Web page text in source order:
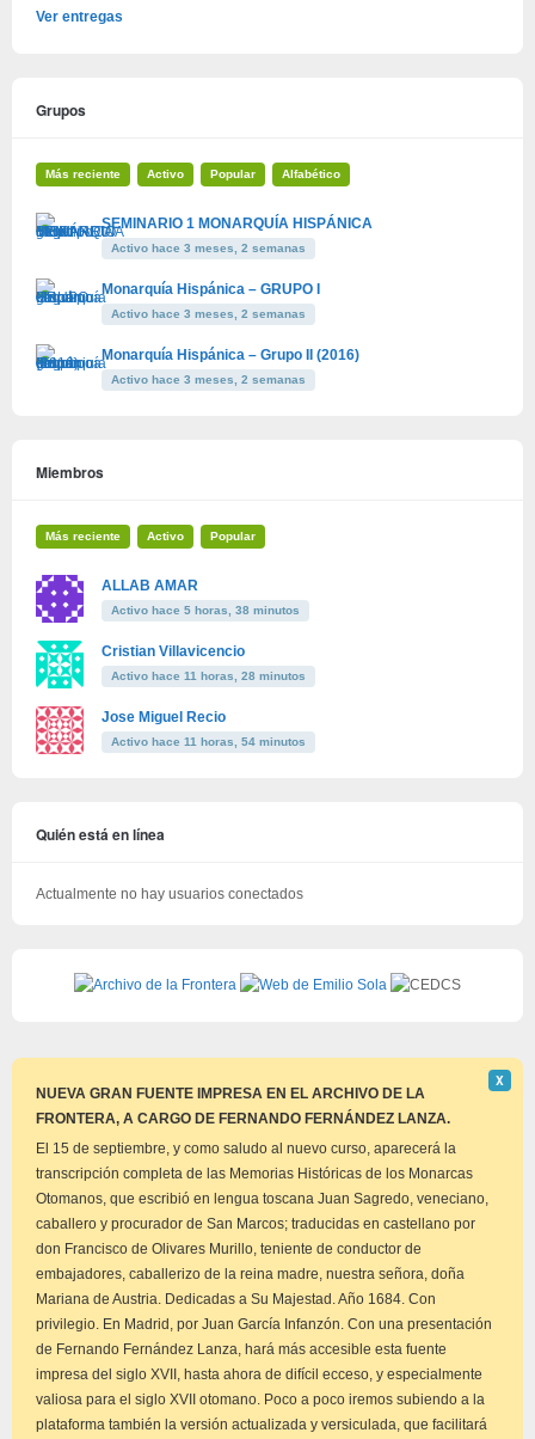
Ver entregas
Grupos
Más reciente Activo Popular Alfabético
SEMINARIO 1 MONARQUÍA HISPÁNICA
Activo hace 3 meses, 2 semanas
Monarquía Hispánica – GRUPO I
Activo hace 3 meses, 2 semanas
Monarquía Hispánica – Grupo II (2016)
Activo hace 3 meses, 2 semanas
Miembros
Más reciente Activo Popular
ALLAB AMAR
Activo hace 5 horas, 38 minutos
Cristian Villavicencio
Activo hace 11 horas, 28 minutos
Jose Miguel Recio
Activo hace 11 horas, 54 minutos
Quién está en línea
Actualmente no hay usuarios conectados
NUEVA GRAN FUENTE IMPRESA EN EL ARCHIVO DE LA
FRONTERA, A CARGO DE FERNANDO FERNÁNDEZ LANZA.
este
Χ
El 15 de septiembre, y como saludo al nuevo curso, aparecerá la
transcripción completa de las Memorias Históricas de los Monarcas
Otomanos, que escribió en lengua toscana Juan Sagredo, veneciano,
caballero y procurador de San Marcos; traducidas en castellano por
don Francisco de Olivares Murillo, teniente de conductor de
embajadores, caballerizo de la reina madre, nuestra señora, doña
Mariana de Austria. Dedicadas a Su Majestad. Año 1684. Con
privilegio. En Madrid, por Juan García Infanzón. Con una presentación
de Fernando Fernández Lanza, hará más accesible esta fuente
impresa del siglo XVII, hasta ahora de difícil ecceso, y especialmente
valiosa para el siglo XVII otomano. Poco a poco iremos subiendo a la
plataforma también la versión actualizada y versiculada, que facilitará